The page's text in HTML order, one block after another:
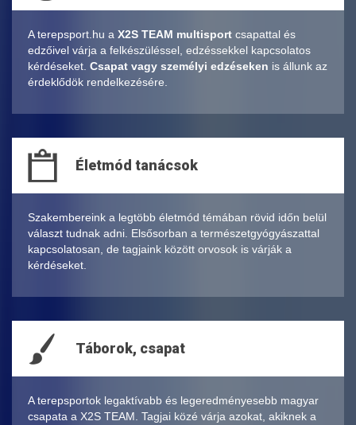
A terepsport.hu a X2S TEAM multisport csapattal és
edzőivel várja a felkészüléssel, edzéssekkel kapcsolatos
kérdéseket. Csapat vagy személyi edzéseken is állunk az
érdeklődök rendelkezésére.
Életmód tanácsok
Szakembereink a legtöbb életmód témában rövid időn belül
választ tudnak adni. Elsősorban a természetgyógyászattal
kapcsolatosan, de tagjaink között orvosok is várják a
kérdéseket.
Táborok, csapat
A terepsportok legaktívabb és legeredményesebb magyar
csapata a X2S TEAM. Tagjai közé várja azokat, akiknek a